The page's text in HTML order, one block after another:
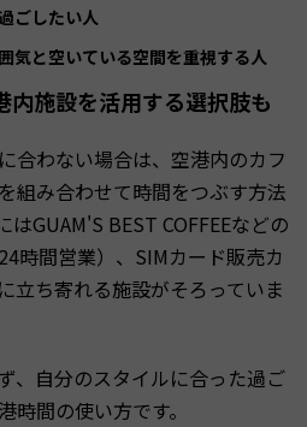
ごしたい人
気と空いている空間を重視する人
内施設を活用する選択肢も
合わない場合は、空港内のカフ
組み合わせて時間をつぶす方法
GUAM'S BEST COFFEEなどの
時間営業）、SIMカード販売カ
立ち寄れる施設がそろっていま
、自分のスタイルに合った過ご
時間の使い方です。